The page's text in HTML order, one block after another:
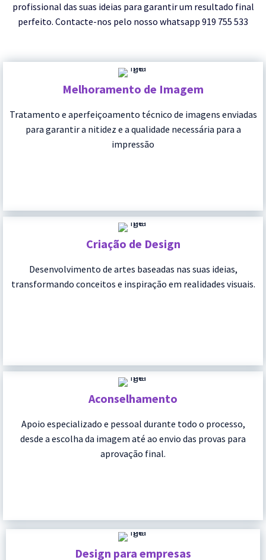
profissional das suas ideias para garantir um resultado final
perfeito. Contacte-nos pelo nosso whatsapp 919 755 533
Melhoramento de Imagem
Tratamento e aperfeiçoamento técnico de imagens enviadas
para garantir a nitidez e a qualidade necessária para a
impressão
Criação de Design
Desenvolvimento de artes baseadas nas suas ideias,
transformando conceitos e inspiração em realidades visuais.
Aconselhamento
Apoio especializado e pessoal durante todo o processo,
desde a escolha da imagem até ao envio das provas para
aprovação final.
Design para empresas